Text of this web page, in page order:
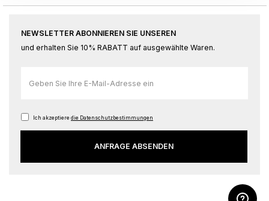
NEWSLETTER ABONNIEREN SIE UNSEREN
und erhalten Sie 10% RABATT auf ausgewählte Waren.
für
unseren
Ich akzeptiere die Datenschutzbestimmungen
ANFRAGE ABSENDEN